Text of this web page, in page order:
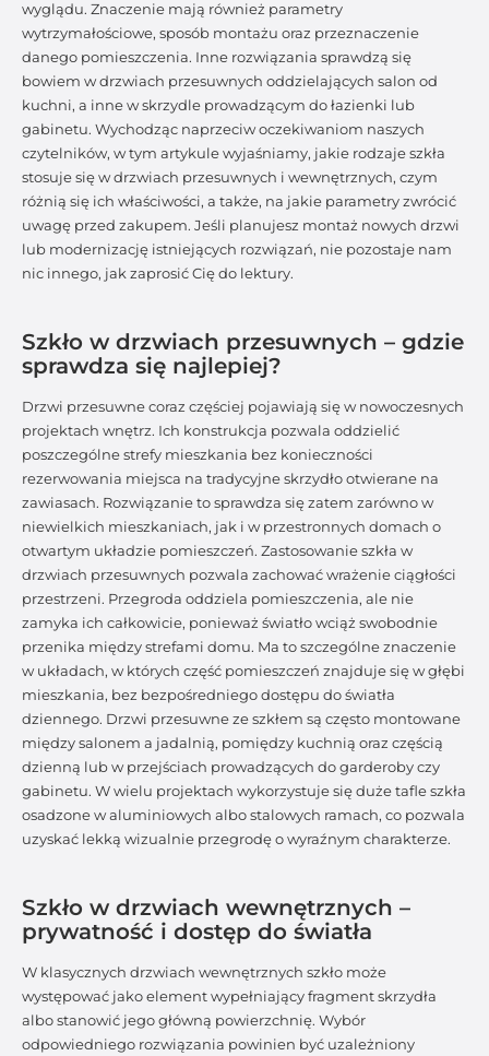
wyglądu. Znaczenie mają również parametry
wytrzymałościowe, sposób montażu oraz przeznaczenie
danego pomieszczenia. Inne rozwiązania sprawdzą się
bowiem w drzwiach przesuwnych oddzielających salon od
kuchni, a inne w skrzydle prowadzącym do łazienki lub
gabinetu. Wychodząc naprzeciw oczekiwaniom naszych
czytelników, w tym artykule wyjaśniamy, jakie rodzaje szkła
stosuje się w drzwiach przesuwnych i wewnętrznych, czym
różnią się ich właściwości, a także, na jakie parametry zwrócić
uwagę przed zakupem. Jeśli planujesz montaż nowych drzwi
lub modernizację istniejących rozwiązań, nie pozostaje nam
nic innego, jak zaprosić Cię do lektury.
Szkło w drzwiach przesuwnych – gdzie
sprawdza się najlepiej?
Drzwi przesuwne coraz częściej pojawiają się w nowoczesnych
projektach wnętrz. Ich konstrukcja pozwala oddzielić
poszczególne strefy mieszkania bez konieczności
rezerwowania miejsca na tradycyjne skrzydło otwierane na
zawiasach. Rozwiązanie to sprawdza się zatem zarówno w
niewielkich mieszkaniach, jak i w przestronnych domach o
otwartym układzie pomieszczeń. Zastosowanie szkła w
drzwiach przesuwnych pozwala zachować wrażenie ciągłości
przestrzeni. Przegroda oddziela pomieszczenia, ale nie
zamyka ich całkowicie, ponieważ światło wciąż swobodnie
przenika między strefami domu. Ma to szczególne znaczenie
w układach, w których część pomieszczeń znajduje się w głębi
mieszkania, bez bezpośredniego dostępu do światła
dziennego. Drzwi przesuwne ze szkłem są często montowane
między salonem a jadalnią, pomiędzy kuchnią oraz częścią
dzienną lub w przejściach prowadzących do garderoby czy
gabinetu. W wielu projektach wykorzystuje się duże tafle szkła
osadzone w aluminiowych albo stalowych ramach, co pozwala
uzyskać lekką wizualnie przegrodę o wyraźnym charakterze.
Szkło w drzwiach wewnętrznych –
prywatność i dostęp do światła
W klasycznych drzwiach wewnętrznych szkło może
występować jako element wypełniający fragment skrzydła
albo stanowić jego główną powierzchnię. Wybór
odpowiedniego rozwiązania powinien być uzależniony